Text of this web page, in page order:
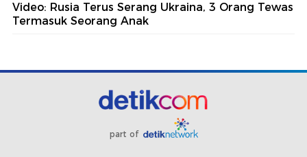
Video: Rusia Terus Serang Ukraina, 3 Orang Tewas
Termasuk Seorang Anak
part of